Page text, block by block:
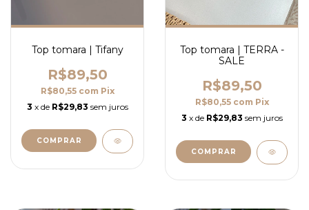
Top tomara | Tifany
R$89,50
R$80,55 com Pix
3 x de R$29,83 sem juros
COMPRAR
Top tomara | TERRA -
SALE
R$89,50
R$80,55 com Pix
3 x de R$29,83 sem juros
COMPRAR